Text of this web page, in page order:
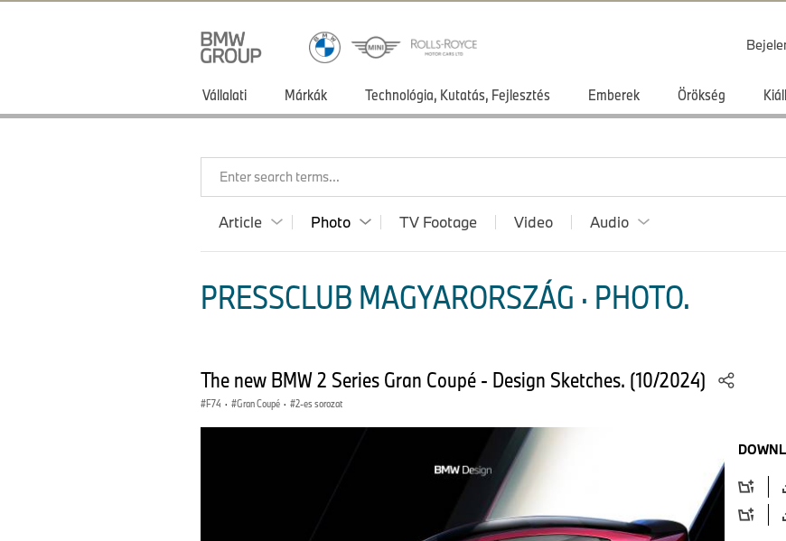
Vállalati Márkák Technológia, Kutatás, Fejlesztés Emberek Örökség
Enter search terms...
Article Photo TV Footage Video Audio
PRESSCLUB MAGYARORSZÁG · PHOTO.
The new BMW 2 Series Gran Coupé - Design Sketches. (10/2024)
F74 · Gran Coupé · 2-es sorozat